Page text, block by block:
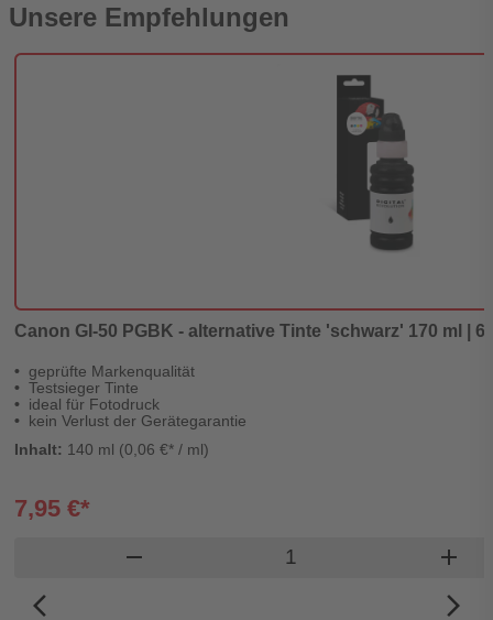
Unsere Empfehlungen
Canon GI-50 PGBK - alternative Tinte 'schwarz' 170 ml |
geprüfte Markenqualität
Testsieger Tinte
ideal für Fotodruck
kein Verlust der Gerätegarantie
Inhalt: 140 ml (0,06 €* / ml)
7,95 €*
remove Produkt Warenkorbadd
arrow_back_ios_new
arrow_forward_ios